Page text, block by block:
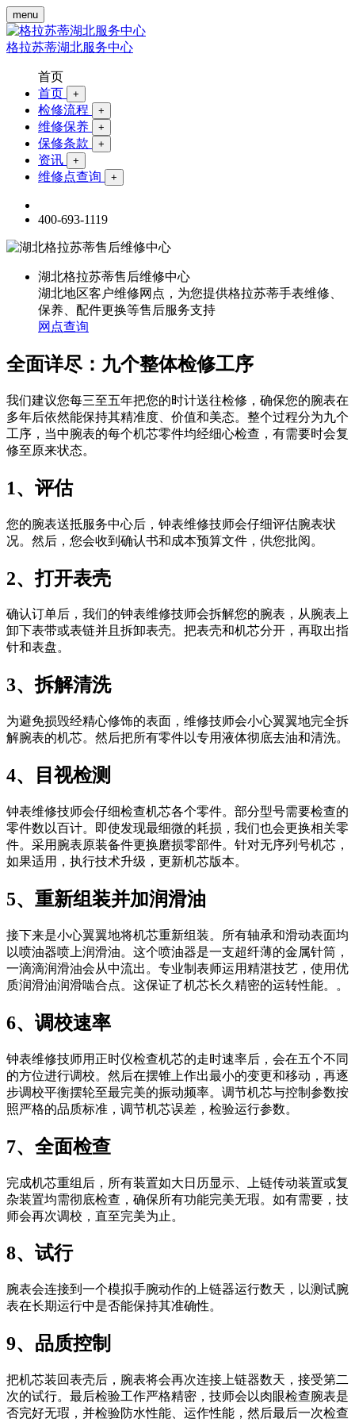
menu
格拉苏蒂湖北服务中心
首页
首页
+
检修流程 +
维修保养 +
保修条款 +
资讯 +
维修点查询 +
400-693-1119
湖北格拉苏蒂售后维修中心
湖北地区客户维修网点，为您提供格拉苏蒂手表维修、
保养、配件更换等售后服务支持
网点查询
全面详尽：九个整体检修工序
我们建议您每三至五年把您的时计送往检修，确保您的腕表在
多年后依然能保持其精准度、价值和美态。整个过程分为九个
工序，当中腕表的每个机芯零件均经细心检查，有需要时会复
修至原来状态。
1、评估
您的腕表送抵服务中心后，钟表维修技师会仔细评估腕表状
况。然后，您会收到确认书和成本预算文件，供您批阅。
2、打开表壳
确认订单后，我们的钟表维修技师会拆解您的腕表，从腕表上
卸下表带或表链并且拆卸表壳。把表壳和机芯分开，再取出指
针和表盘。
3、拆解清洗
为避免损毁经精心修饰的表面，维修技师会小心翼翼地完全拆
解腕表的机芯。然后把所有零件以专用液体彻底去油和清洗。
4、目视检测
钟表维修技师会仔细检查机芯各个零件。部分型号需要检查的
零件数以百计。即使发现最细微的耗损，我们也会更换相关零
件。采用腕表原装备件更换磨损零部件。针对无序列号机芯，
如果适用，执行技术升级，更新机芯版本。
5、重新组装并加润滑油
接下来是小心翼翼地将机芯重新组装。所有轴承和滑动表面均
以喷油器喷上润滑油。这个喷油器是一支超纤薄的金属针筒，
一滴滴润滑油会从中流出。专业制表师运用精湛技艺，使用优
质润滑油润滑啮合点。这保证了机芯长久精密的运转性能。。
6、调校速率
钟表维修技师用正时仪检查机芯的走时速率后，会在五个不同
的方位进行调校。然后在摆锥上作出最小的变更和移动，再逐
步调校平衡摆轮至最完美的振动频率。调节机芯与控制参数按
照严格的品质标准，调节机芯误差，检验运行参数。
7、全面检查
完成机芯重组后，所有装置如大日历显示、上链传动装置或复
杂装置均需彻底检查，确保所有功能完美无瑕。如有需要，技
师会再次调校，直至完美为止。
8、试行
腕表会连接到一个模拟手腕动作的上链器运行数天，以测试腕
表在长期运行中是否能保持其准确性。
9、品质控制
把机芯装回表壳后，腕表将会再次连接上链器数天，接受第二
次的试行。最后检验工作严格精密，技师会以肉眼检查腕表是
否完好无瑕，并检验防水性能、运作性能，然后最后一次检查